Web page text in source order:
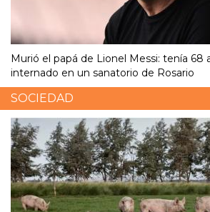
Murió el papá de Lionel Messi: tenía 68
internado en un sanatorio de Rosario
SOCIEDAD